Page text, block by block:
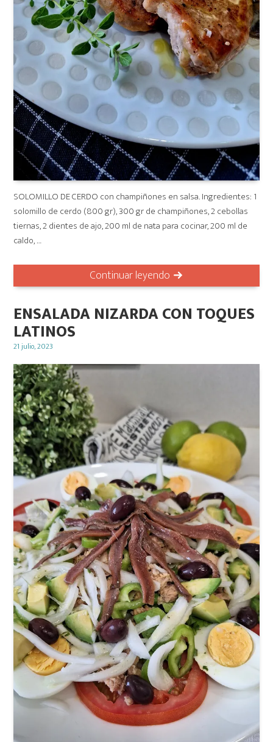
SOLOMILLO DE CERDO con champiñones en salsa. Ingredientes: 1
solomillo de cerdo (800 gr), 300 gr de champiñones, 2 cebollas
tiernas, 2 dientes de ajo, 200 ml de nata para cocinar, 200 ml de
caldo, …
Continuar leyendo
ENSALADA NIZARDA CON TOQUES
LATINOS
Posted
21 julio, 2023